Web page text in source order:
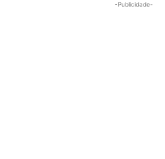
-Publicidade-